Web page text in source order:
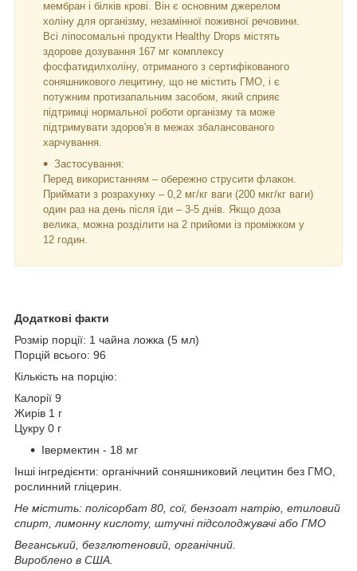
мембран і білків крові. Він є основним джерелом
холіну для організму, незамінної поживної речовини.
Всі ліпосомальні продукти Healthy Drops містять
здорове дозування 167 мг комплексу
фосфатидилхоліну, отриманого з сертифікованого
соняшникового лецитину, що не містить ГМО, і є
потужним протизапальним засобом, який сприяє
підтримці нормальної роботи організму та може
підтримувати здоров'я в межах збалансованого
харчування.
Застосування:
Перед використанням – обережно струсити флакон.
Приймати з розрахунку – 0,2 мг/кг ваги (200 мкг/кг ваги)
один раз на день після їди – 3-5 днів. Якщо доза
велика, можна розділити на 2 прийоми із проміжком у
12 годин.
Додаткові факти
Розмір порції: 1 чайна ложка (5 мл)
Порцій всього: 96
Кількість на порцію:
Калорії 9
Жирів 1 г
Цукру 0 г
Івермектин - 18 мг
Інші інгредієнти: органічний соняшниковий лецитин без ГМО,
рослинний гліцерин.
Не містить: полісорбат 80, сої, бензоат натрію, етиловий
спирт, лимонну кислоту, штучні підсолоджувачі або ГМО
Веганський, безглютеновий, органічний.
Вироблено в США.